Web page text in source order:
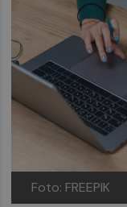
Foto: FREEPIK